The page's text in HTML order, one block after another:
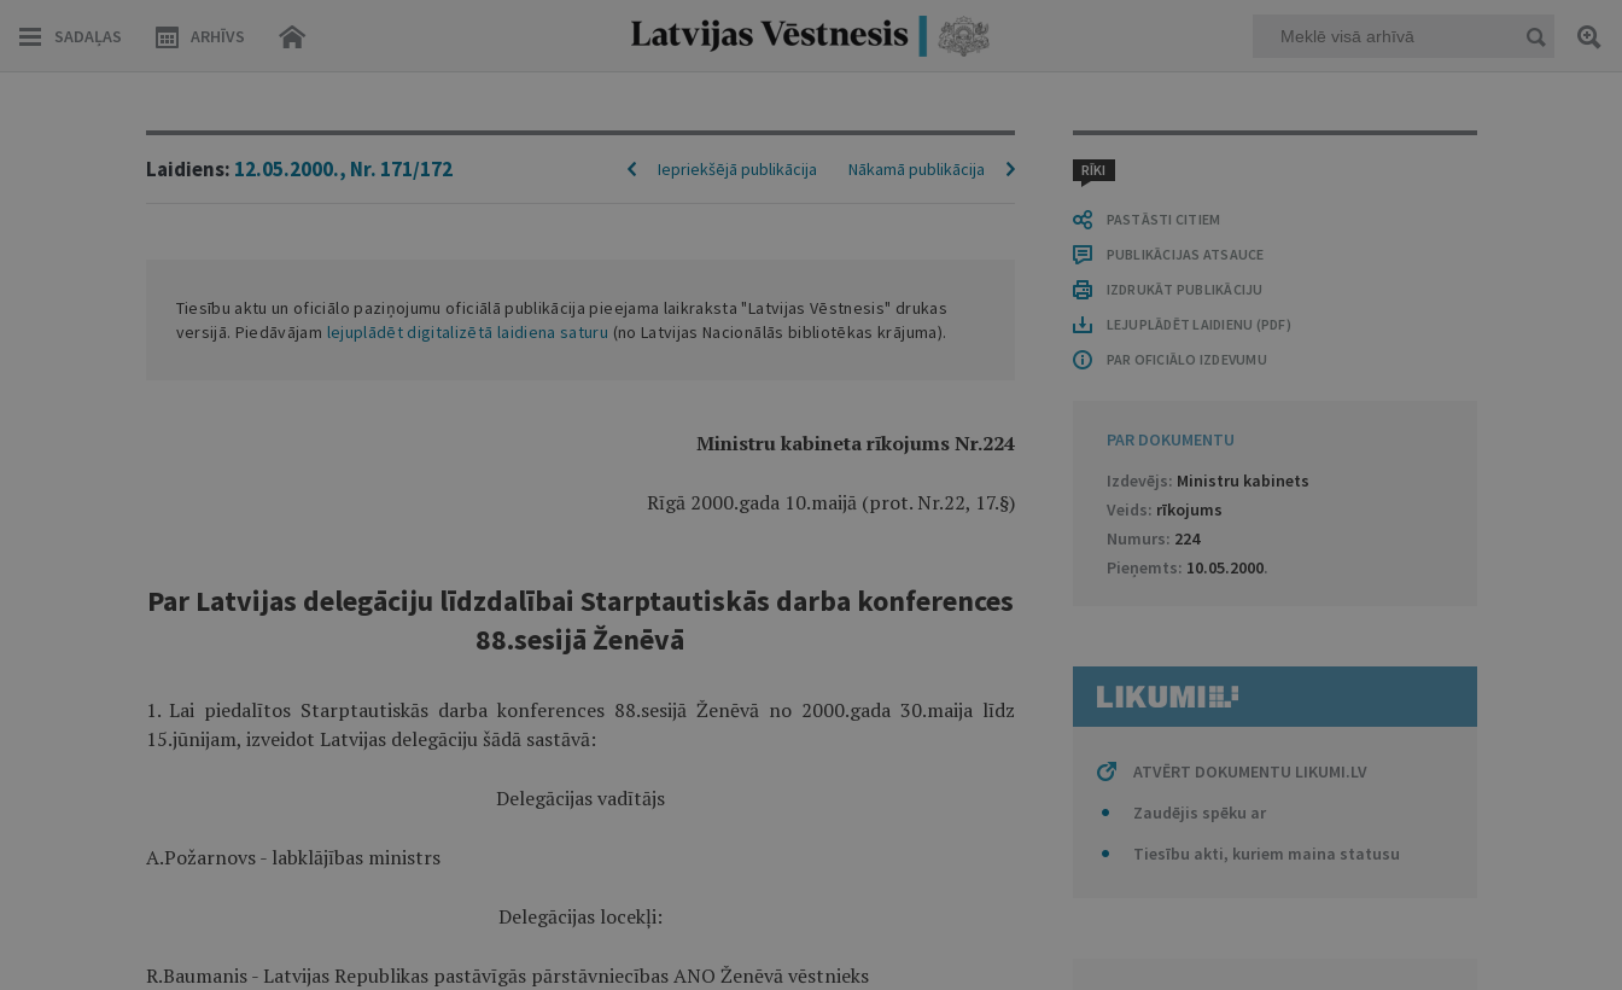
SADAĻAS ARHĪVS
RĪKI
PASTĀSTI CITIEM
PUBLIKĀCIJAS ATSAUCE
IZDRUKĀT PUBLIKĀCIJU
LEJUPLĀDĒT LAIDIENU (PDF)
PAR OFICIĀLO IZDEVUMU
PAR DOKUMENTU
Izdevējs: Ministru kabinets
Veids: rīkojums
Numurs: 224
Pieņemts: 10.05.2000.
ATVĒRT DOKUMENTU LIKUMI.LV
Zaudējis spēku ar
Tiesību akti, kuriem maina statusu
Laidiens: 12.05.2000., Nr. 171/172 Nākamā publikācija
Iepriekšējā publikācija
Tiesību aktu un oficiālo paziņojumu oficiālā publikācija pieejama laikraksta "Latvijas Vēstnesis" drukas
versijā. Piedāvājam lejuplādēt digitalizētā laidiena saturu (no Latvijas Nacionālās bibliotēkas krājuma).
Ministru kabineta rīkojums Nr.224
Rīgā 2000.gada 10.maijā (prot. Nr.22, 17.§)
Par Latvijas delegāciju līdzdalībai Starptautiskās darba konferences
88.sesijā Ženēvā
1. Lai piedalītos Starptautiskās darba konferences 88.sesijā Ženēvā no 2000.gada 30.maija līdz
15.jūnijam, izveidot Latvijas delegāciju šādā sastāvā:
Delegācijas vadītājs
A.Požarnovs - labklājības ministrs
Delegācijas locekļi:
R.Baumanis - Latvijas Republikas pastāvīgās pārstāvniecības ANO Ženēvā vēstnieks